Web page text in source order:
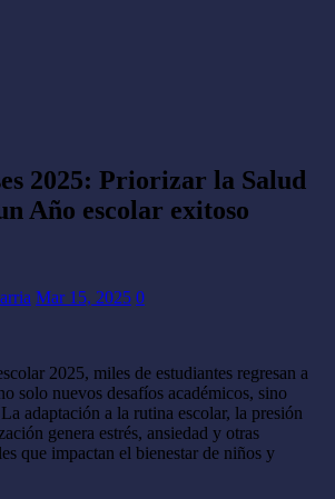
2025: Priorizar la Salud
Año escolar exitoso
Mar 15, 2025 0
2025, miles de estudiantes regresan a
solo nuevos desafíos académicos, sino
adaptación a la rutina escolar, la presión
genera estrés, ansiedad y otras
que impactan el bienestar de niños y